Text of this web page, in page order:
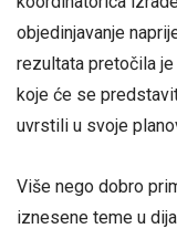
objedinjavanje
rezultata pretočila je
koje će se
uvrstili u svoje
Više nego dobro
iznesene teme u